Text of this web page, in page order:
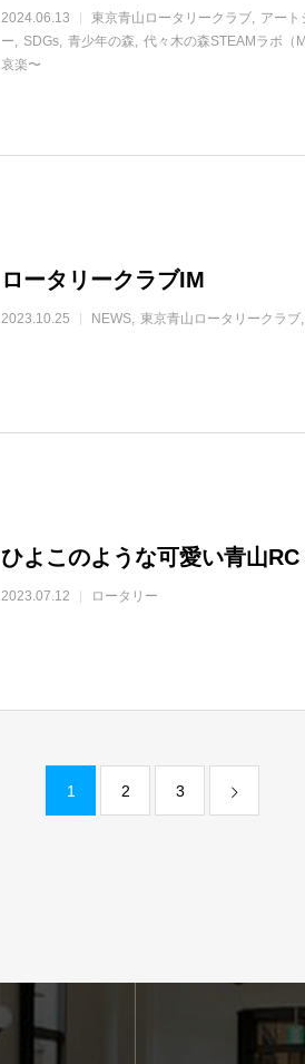
2024.06.13 東京青山ロータリークラブ アート
ー
SDGs 青少年の森 代々木の森STEAMラボ（
哀楽〜
ロータリークラブIM
2023.10.25 NEWS 東京青山ロータリークラブ
ひよこのような可愛い青山RC
2023.07.12 ロータリー
1 2 3